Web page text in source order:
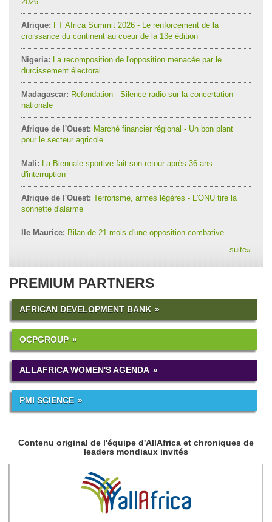
Afrique: FT Africa Summit 2026 - Le renforcement de la
croissance du continent au coeur de la 13e édition
Nigeria: La recomposition de l'opposition menacée par le
durcissement électoral
Madagascar: Refondation - Silence radio sur la concertation
nationale
Afrique de l'Ouest: Marché financier régional - Un bon plant
pour le secteur agricole
Mali: La Biennale sportive fait son retour après 36 ans
d'interruption
Afrique de l'Ouest: Terrorisme, armes légères - L'ONU tire la
sonnette d'alarme
Ile Maurice: Bilan de 21 mois d'une opposition combative
suite»
PREMIUM PARTNERS
AFRICAN DEVELOPMENT BANK
OCPGROUP
ALLAFRICA WOMEN'S AGENDA
PMI SCIENCE
Contenu original de l'équipe d'AllAfrica et chroniques de
leaders mondiaux invités